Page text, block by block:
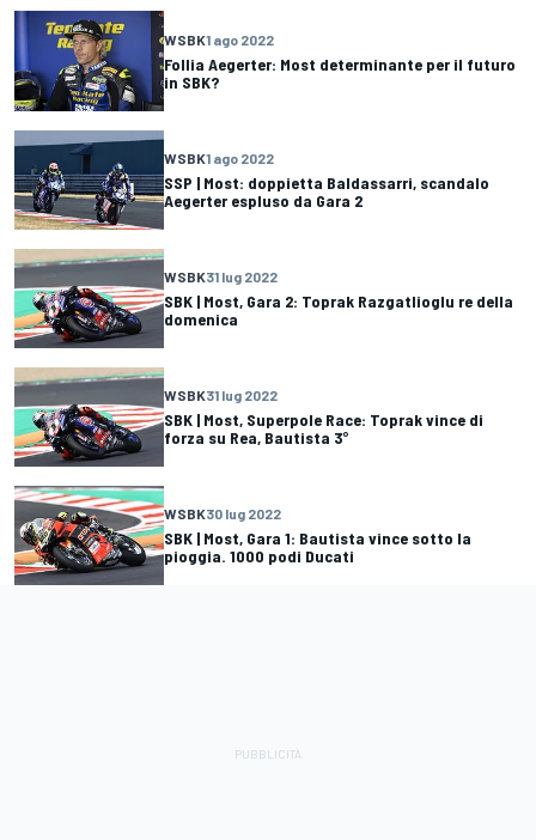
WSBK1 ago 2022
Follia Aegerter: Most determinante per il futuro
in SBK?
WSBK1 ago 2022
SSP | Most: doppietta Baldassarri, scandalo
Aegerter espluso da Gara 2
WSBK31 lug 2022
SBK | Most, Gara 2: Toprak Razgatlioglu re della
domenica
WSBK31 lug 2022
SBK | Most, Superpole Race: Toprak vince di
forza su Rea, Bautista 3°
WSBK30 lug 2022
SBK | Most, Gara 1: Bautista vince sotto la
pioggia. 1000 podi Ducati